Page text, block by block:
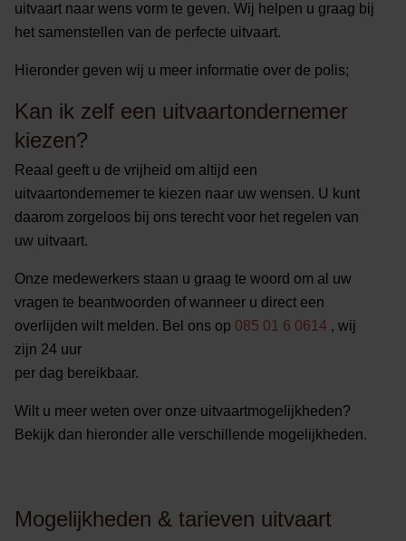
uitvaart naar wens vorm te geven. Wij helpen u graag bij
het samenstellen van de perfecte uitvaart.
Hieronder geven wij u meer informatie over de polis;
Kan ik zelf een uitvaartondernemer
kiezen?
Reaal geeft u de vrijheid om altijd een
uitvaartondernemer te kiezen naar uw wensen. U kunt
daarom zorgeloos bij ons terecht voor het regelen van
uw uitvaart.
Onze medewerkers staan u graag te woord om al uw
vragen te beantwoorden of wanneer u direct een
overlijden wilt melden. Bel ons op 085 01 6 0614 , wij
zijn 24 uur
per dag bereikbaar.
Wilt u meer weten over onze uitvaartmogelijkheden?
Bekijk dan hieronder alle verschillende mogelijkheden.
Mogelijkheden & tarieven uitvaart